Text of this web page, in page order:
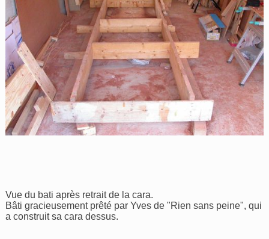
Vue du bati après retrait de la cara.
Bâti gracieusement prêté par Yves de "Rien sans peine", qui
a construit sa cara dessus.